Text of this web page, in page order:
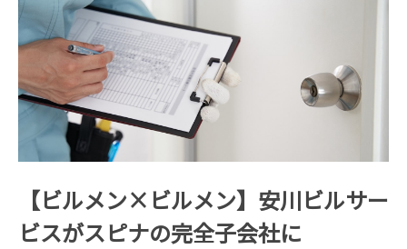
【ビルメン×ビルメン】安川ビルサー
ビスがスピナの完全子会社に